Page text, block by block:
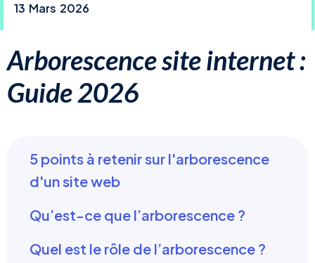
13 Mars 2026
Arborescence site internet :
Guide 2026
5 points à retenir sur l'arborescence
d'un site web
Qu’est-ce que l’arborescence ?
Quel est le rôle de l’arborescence ?